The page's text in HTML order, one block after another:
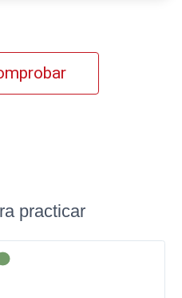
practicar